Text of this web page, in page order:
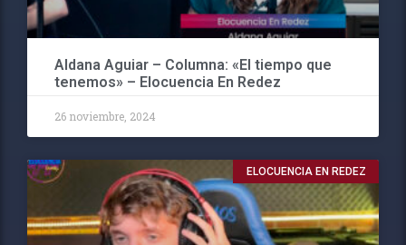
Aldana Aguiar – Columna: «El tiempo que
tenemos» – Elocuencia En Redez
26 noviembre, 2024
ELOCUENCIA EN REDEZ